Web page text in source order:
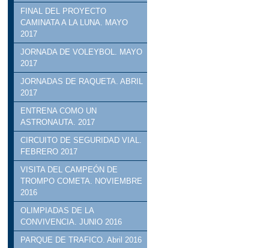
FINAL DEL PROYECTO
CAMINATA A LA LUNA. MAYO
2017
JORNADA DE VOLEYBOL. MAYO
2017
JORNADAS DE RAQUETA. ABRIL
2017
ENTRENA COMO UN
ASTRONAUTA. 2017
CIRCUITO DE SEGURIDAD VIAL.
FEBRERO 2017
VISITA DEL CAMPEÓN DE
TROMPO COMETA. NOVIEMBRE
2016
OLIMPIADAS DE LA
CONVIVENCIA. JUNIO 2016
PARQUE DE TRAFICO. Abril 2016